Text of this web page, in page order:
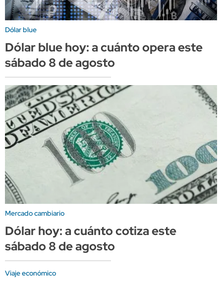
Dólar blue
Dólar blue hoy: a cuánto opera este
sábado 8 de agosto
Mercado cambiario
Dólar hoy: a cuánto cotiza este
sábado 8 de agosto
Viaje económico